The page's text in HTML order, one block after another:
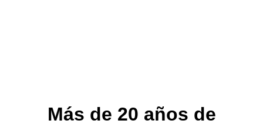
Más de 20 años de